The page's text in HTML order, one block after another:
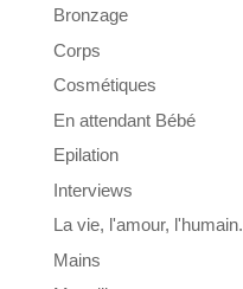
Bronzage
Corps
Cosmétiques
En attendant Bébé
Epilation
Interviews
La vie, l'amour, l'humain.
Mains